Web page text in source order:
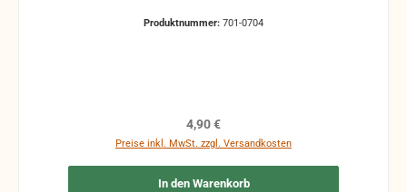
Produktnummer: 701-0704
Regulärer Preis:
4,90 €
Preise inkl. MwSt. zzgl. Versandkosten
In den Warenkorb